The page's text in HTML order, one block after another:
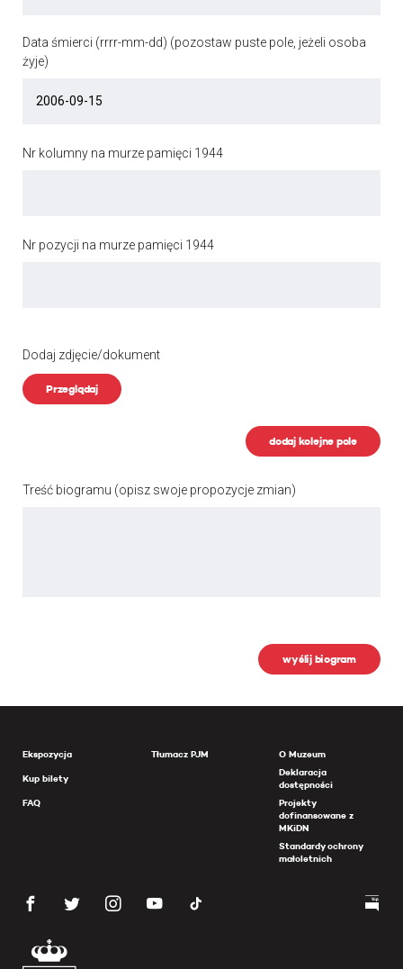
Data śmierci (rrrr-mm-dd) (pozostaw puste pole, jeżeli osoba
żyje)
Nr kolumny na murze pamięci 1944
Nr pozycji na murze pamięci 1944
Dodaj zdjęcie/dokument
Przeglądaj
dodaj kolejne pole
Treść biogramu (opisz swoje propozycje zmian)
wyślij biogram
Ekspozycja
Kup bilety
FAQ
Tłumacz PJM
O Muzeum
Deklaracja
dostępności
Projekty
dofinansowane z
MKiDN
Standardy ochrony
małoletnich